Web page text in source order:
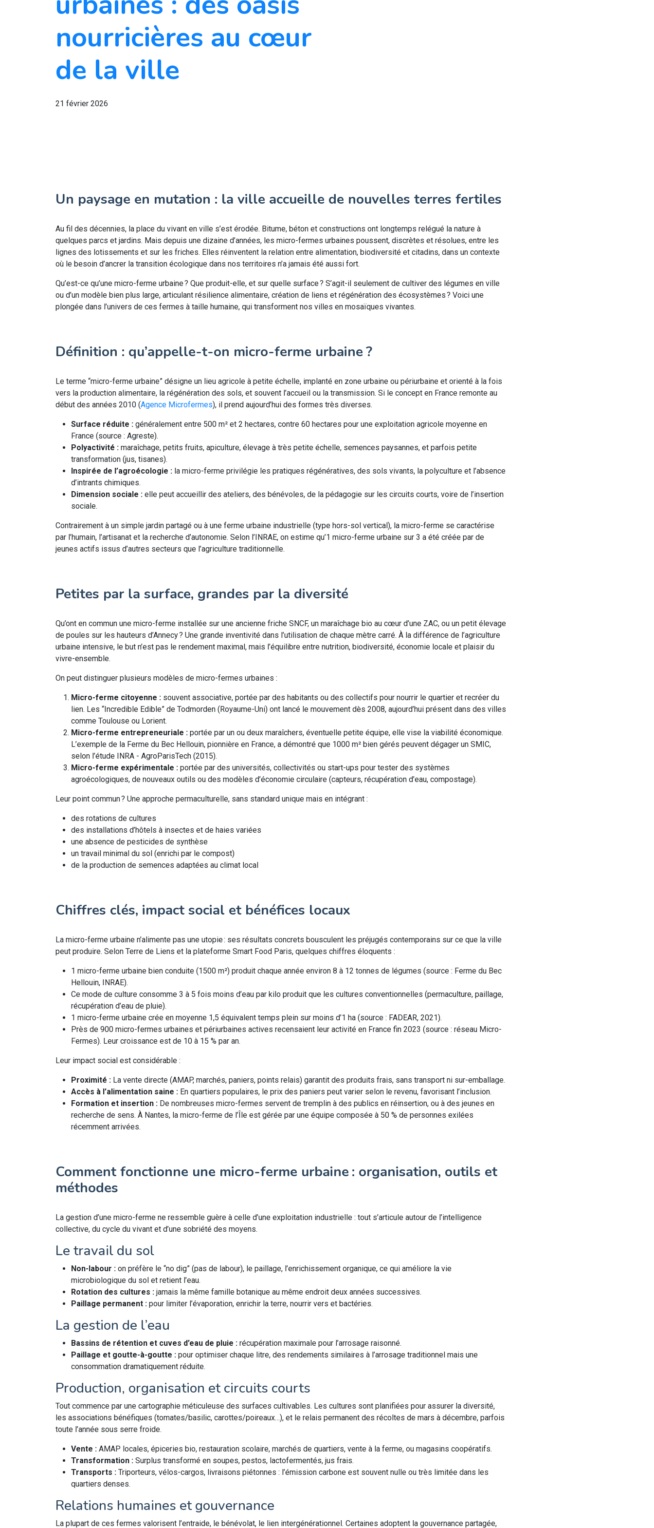
nourricières au cœur
de la ville
21 février 2026
Un paysage en mutation : la ville accueille de nouvelles terres fertiles
Au fil des décennies, la place du vivant en ville s’est érodée. Bitume, béton et constructions ont longtemps relégué la nature à
quelques parcs et jardins. Mais depuis une dizaine d’années, les micro-fermes urbaines poussent, discrètes et résolues, entre les
lignes des lotissements et sur les friches. Elles réinventent la relation entre alimentation, biodiversité et citadins, dans un contexte
où le besoin d’ancrer la transition écologique dans nos territoires n’a jamais été aussi fort.
Qu’est-ce qu’une micro-ferme urbaine ? Que produit-elle, et sur quelle surface ? S’agit-il seulement de cultiver des légumes en ville
ou d’un modèle bien plus large, articulant résilience alimentaire, création de liens et régénération des écosystèmes ? Voici une
plongée dans l’univers de ces fermes à taille humaine, qui transforment nos villes en mosaïques vivantes.
Définition : qu’appelle-t-on micro-ferme urbaine ?
Le terme “micro-ferme urbaine” désigne un lieu agricole à petite échelle, implanté en zone urbaine ou périurbaine et orienté à la fois
vers la production alimentaire, la régénération des sols, et souvent l’accueil ou la transmission. Si le concept en France remonte au
début des années 2010 (Agence Microfermes), il prend aujourd’hui des formes très diverses.
Surface réduite : généralement entre 500 m² et 2 hectares, contre 60 hectares pour une exploitation agricole moyenne en
France (source : Agreste).
Polyactivité : maraîchage, petits fruits, apiculture, élevage à très petite échelle, semences paysannes, et parfois petite
transformation (jus, tisanes).
Inspirée de l’agroécologie : la micro-ferme privilégie les pratiques régénératives, des sols vivants, la polyculture et l’absence
d’intrants chimiques.
Dimension sociale : elle peut accueillir des ateliers, des bénévoles, de la pédagogie sur les circuits courts, voire de l’insertion
sociale.
Contrairement à un simple jardin partagé ou à une ferme urbaine industrielle (type hors-sol vertical), la micro-ferme se caractérise
par l’humain, l’artisanat et la recherche d’autonomie. Selon l’INRAE, on estime qu’1 micro-ferme urbaine sur 3 a été créée par de
jeunes actifs issus d’autres secteurs que l’agriculture traditionnelle.
Petites par la surface, grandes par la diversité
Qu’ont en commun une micro-ferme installée sur une ancienne friche SNCF, un maraîchage bio au cœur d’une ZAC, ou un petit élevage
de poules sur les hauteurs d’Annecy ? Une grande inventivité dans l’utilisation de chaque mètre carré. À la différence de l’agriculture
urbaine intensive, le but n’est pas le rendement maximal, mais l’équilibre entre nutrition, biodiversité, économie locale et plaisir du
vivre-ensemble.
On peut distinguer plusieurs modèles de micro-fermes urbaines :
Micro-ferme citoyenne : souvent associative, portée par des habitants ou des collectifs pour nourrir le quartier et recréer du
lien. Les “Incredible Edible” de Todmorden (Royaume-Uni) ont lancé le mouvement dès 2008, aujourd’hui présent dans des villes
comme Toulouse ou Lorient.
Micro-ferme entrepreneuriale : portée par un ou deux maraîchers, éventuelle petite équipe, elle vise la viabilité économique.
L’exemple de la Ferme du Bec Hellouin, pionnière en France, a démontré que 1000 m² bien gérés peuvent dégager un SMIC,
selon l’étude INRA - AgroParisTech (2015).
Micro-ferme expérimentale : portée par des universités, collectivités ou start-ups pour tester des systèmes
agroécologiques, de nouveaux outils ou des modèles d’économie circulaire (capteurs, récupération d’eau, compostage).
Leur point commun ? Une approche permaculturelle, sans standard unique mais en intégrant :
des rotations de cultures
des installations d’hôtels à insectes et de haies variées
une absence de pesticides de synthèse
un travail minimal du sol (enrichi par le compost)
de la production de semences adaptées au climat local
Chiffres clés, impact social et bénéfices locaux
La micro-ferme urbaine n’alimente pas une utopie : ses résultats concrets bousculent les préjugés contemporains sur ce que la ville
peut produire. Selon Terre de Liens et la plateforme Smart Food Paris, quelques chiffres éloquents :
1 micro-ferme urbaine bien conduite (1500 m²) produit chaque année environ 8 à 12 tonnes de légumes (source : Ferme du Bec
Hellouin, INRAE).
Ce mode de culture consomme 3 à 5 fois moins d’eau par kilo produit que les cultures conventionnelles (permaculture, paillage,
récupération d’eau de pluie).
1 micro-ferme urbaine crée en moyenne 1,5 équivalent temps plein sur moins d’1 ha (source : FADEAR, 2021).
Près de 900 micro-fermes urbaines et périurbaines actives recensaient leur activité en France fin 2023 (source : réseau Micro-
Fermes). Leur croissance est de 10 à 15 % par an.
Leur impact social est considérable :
Proximité : La vente directe (AMAP, marchés, paniers, points relais) garantit des produits frais, sans transport ni sur-emballage.
Accès à l’alimentation saine : En quartiers populaires, le prix des paniers peut varier selon le revenu, favorisant l’inclusion.
Formation et insertion : De nombreuses micro-fermes servent de tremplin à des publics en réinsertion, ou à des jeunes en
recherche de sens. À Nantes, la micro-ferme de l’Île est gérée par une équipe composée à 50 % de personnes exilées
récemment arrivées.
Comment fonctionne une micro-ferme urbaine : organisation, outils et
méthodes
La gestion d’une micro-ferme ne ressemble guère à celle d’une exploitation industrielle : tout s’articule autour de l’intelligence
collective, du cycle du vivant et d’une sobriété des moyens.
Le travail du sol
Non-labour : on préfère le “no dig” (pas de labour), le paillage, l’enrichissement organique, ce qui améliore la vie
microbiologique du sol et retient l’eau.
Rotation des cultures : jamais la même famille botanique au même endroit deux années successives.
Paillage permanent : pour limiter l’évaporation, enrichir la terre, nourrir vers et bactéries.
La gestion de l’eau
Bassins de rétention et cuves d’eau de pluie : récupération maximale pour l’arrosage raisonné.
Paillage et goutte-à-goutte : pour optimiser chaque litre, des rendements similaires à l’arrosage traditionnel mais une
consommation dramatiquement réduite.
Production, organisation et circuits courts
Tout commence par une cartographie méticuleuse des surfaces cultivables. Les cultures sont planifiées pour assurer la diversité,
les associations bénéfiques (tomates/basilic, carottes/poireaux…), et le relais permanent des récoltes de mars à décembre, parfois
toute l’année sous serre froide.
Vente : AMAP locales, épiceries bio, restauration scolaire, marchés de quartiers, vente à la ferme, ou magasins coopératifs.
Transformation : Surplus transformé en soupes, pestos, lactofermentés, jus frais.
Transports : Triporteurs, vélos-cargos, livraisons piétonnes : l’émission carbone est souvent nulle ou très limitée dans les
quartiers denses.
Relations humaines et gouvernance
La plupart de ces fermes valorisent l’entraide, le bénévolat, le lien intergénérationnel. Certaines adoptent la gouvernance partagée,